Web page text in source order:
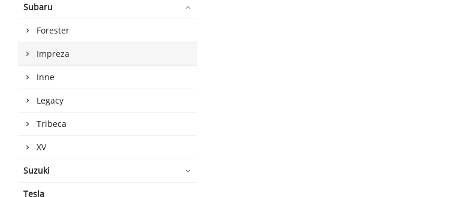
Subaru
Forester
Impreza
Inne
Legacy
Tribeca
XV
Suzuki
Tesla